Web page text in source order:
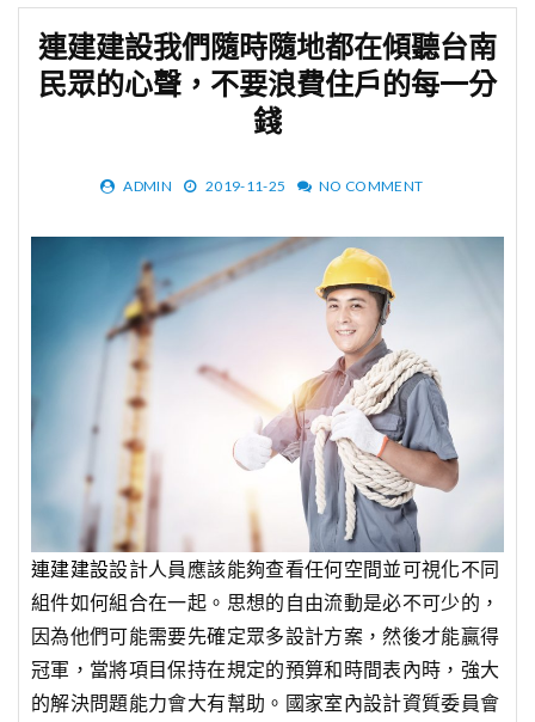
連建建設我們隨時隨地都在傾聽台南
民眾的心聲，不要浪費住戶的每一分
錢
ADMIN 2019-11-25 NO COMMENT
連建建設設計人員應該能夠查看任何空間並可視化不同
組件如何組合在一起。思想的自由流動是必不可少的，
因為他們可能需要先確定眾多設計方案，然後才能贏得
冠軍，當將項目保持在規定的預算和時間表內時，強大
的解決問題能力會大有幫助。國家室內設計資質委員會